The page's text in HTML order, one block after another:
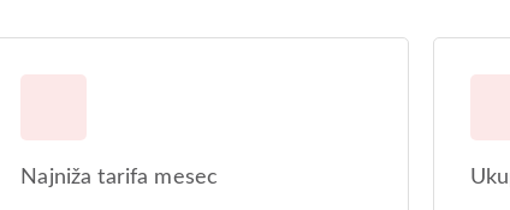
Najniža tarifa mesec